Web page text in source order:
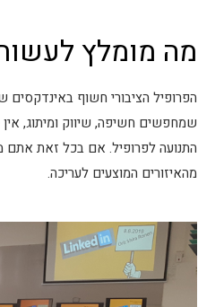
מה מומלץ לעשות
הפרופיל הציבורי חשוף באינדקסים
שמחפשים חשיפה, שיווק ומיתוג,
התנועה לפרופיל. אם בכל זאת אתם
מהאיזורים המוצעים לעריכה.